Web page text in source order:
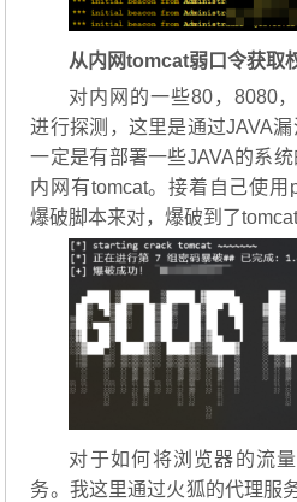
从内网tomcat弱口令获取
对内网的一些80，8080
进行探测，这里是通过JAVA
一定是有部署一些JAVA的系
内网有tomcat。接着自己使
爆破脚本来对，爆破到了
对于如何将浏览器的流
务。我这里通过火狐的代理服